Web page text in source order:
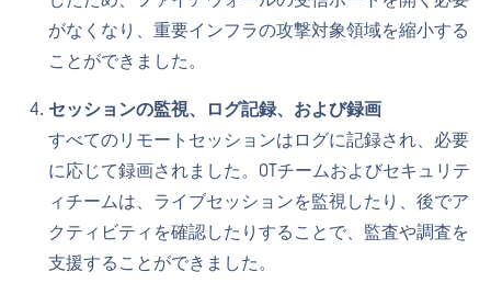
がなくなり、重要インフラの攻撃対象領域を縮小する
ことができました。
セッションの監視、ログ記録、および録画
すべてのリモートセッションはログに記録され、必要
に応じて録画されました。OTチームおよびセキュリテ
ィチームは、ライブセッションを監視したり、後でア
クティビティを確認したりすることで、監査や調査を
支援することができました。